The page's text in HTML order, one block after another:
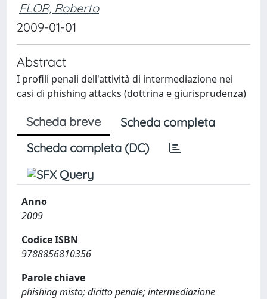
FLOR, Roberto
2009-01-01
Abstract
I profili penali dell'attività di intermediazione nei
casi di phishing attacks (dottrina e giurisprudenza)
Scheda breve
Scheda completa
Scheda completa (DC)
Anno
2009
Codice ISBN
9788856810356
Parole chiave
phishing misto; diritto penale; intermediazione